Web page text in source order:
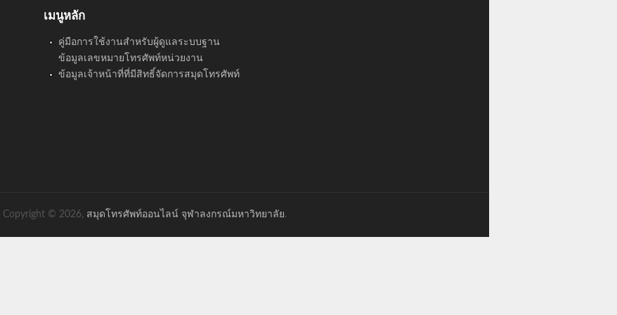
เมนูหลัก
คู่มือการใช้งานสำหรับผู้ดูแลระบบฐาน
ข้อมูลเลขหมายโทรศัพท์หน่วยงาน
ข้อมูลเจ้าหน้าที่ที่มีสิทธิ์จัดการสมุดโทรศัพท์
Copyright © 2026, สมุดโทรศัพท์ออนไลน์ จุฬาลงกรณ์มหาวิทยาลัย.